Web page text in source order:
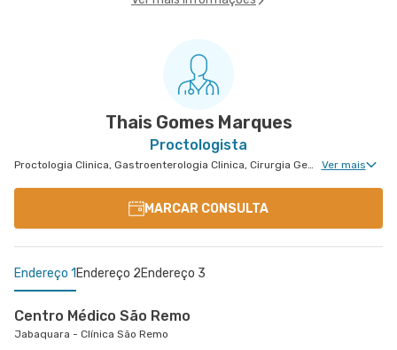
Thais Gomes Marques
Proctologista
Proctologia Clinica, Gastroenterologia Clinica, Cirurgia Geral, Cirurgia Bariátrica, Cirurgia do Aparelho Digestivo Ver mais
MARCAR CONSULTA
Endereço 1 Endereço 2Endereço 3
Centro Médico São Remo
Jabaquara - Clínica São Remo